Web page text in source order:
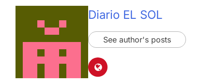
Diario EL SOL
See author's posts